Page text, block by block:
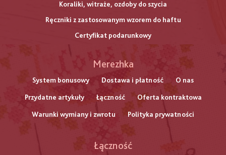
Koraliki, witraże, ozdoby do szycia
Ręczniki z zastosowanym wzorem do haftu
Certyfikat podarunkowy
нижнього
колонтитулу
Merezhka
System bonusowy Dostawa i płatność O nas
Przydatne artykuły Łączność Oferta kontraktowa
Warunki wymiany i zwrotu Polityka prywatności
Łączność